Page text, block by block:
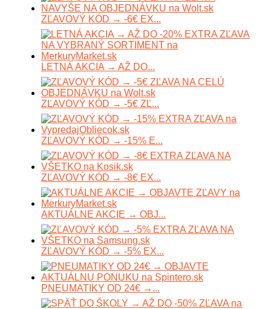
ZĽAVOVÝ KÓD → -6€ EX...
LETNÁ AKCIA → AŽ DO...
ZĽAVOVÝ KÓD → -5€ ZĽ...
ZĽAVOVÝ KÓD → -15% E...
ZĽAVOVÝ KÓD → -8€ EX...
AKTUÁLNE AKCIE → OBJ...
ZĽAVOVÝ KÓD → -5% EX...
PNEUMATIKY OD 24€ →...